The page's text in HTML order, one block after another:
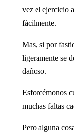
vez el ejercicio
fácilmente.
Mas, si por
ligeramente se
dañoso.
Esforcémonos
muchas faltas
Pero alguna